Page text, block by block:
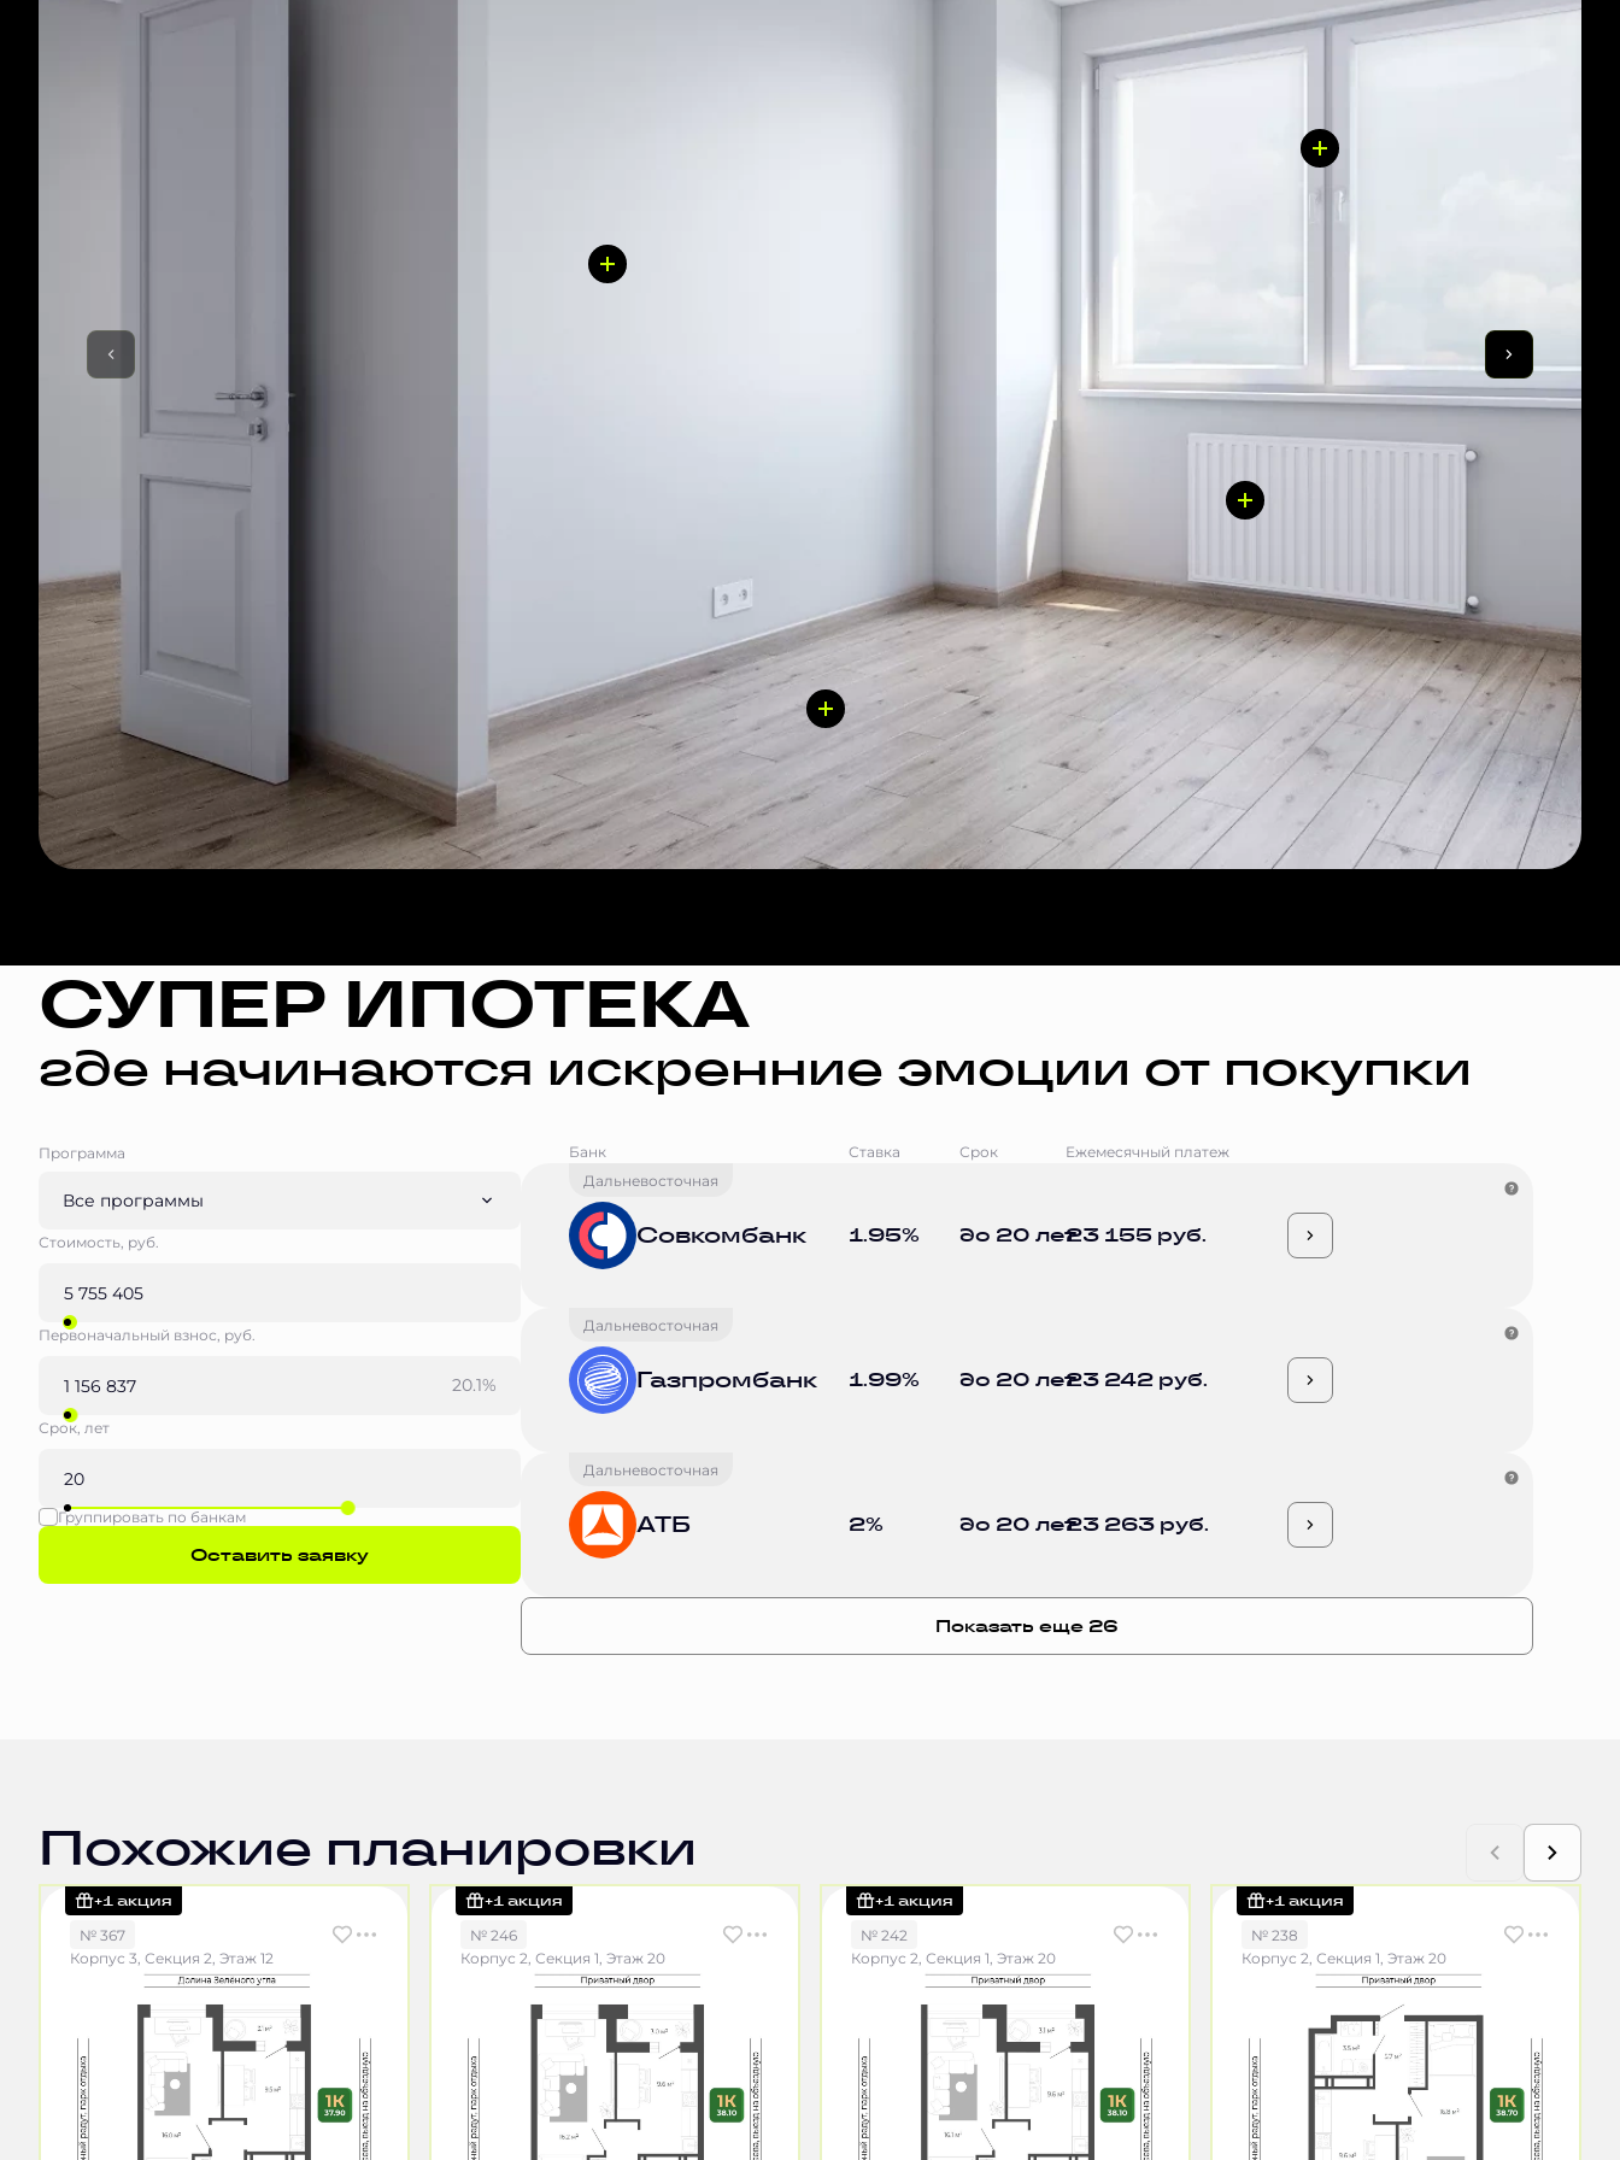
СУПЕР ИПОТЕКА
где начинаются искренние эмоции от покупки
Программа
Все программы
Стоимость, руб.
Первоначальный взнос, руб.
20.1%
Срок, лет
Группировать по банкам
Оставить заявку
Банк Ставка Срок
Ежемесячный платеж
Дальневосточная
Совкомбанк 1.95% до 20 лет23 155 руб.
Дальневосточная
Газпромбанк 1.99% до 20 лет23 242 руб.
Дальневосточная
АТБ 2% до 20 лет23 263 руб.
Показать еще 26
Похожие планировки
+1 акция
№ 367
Корпус 3, Секция 2, Этаж 12
+1 акция
№ 246
Корпус 2, Секция 1, Этаж 20
+1 акция
№ 242
Корпус 2, Секция 1, Этаж 20
+1 акция
№ 238
Корпус 2, Секция 1, Этаж 20